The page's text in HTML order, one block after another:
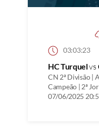
03:03:23
HC Turquelvs
CN 2ª Divisão |
Campeão | 2ª
07/06/2025